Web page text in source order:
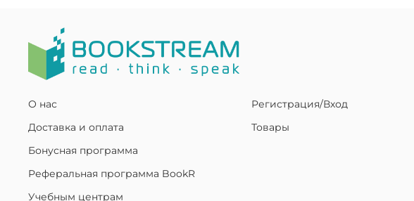
О нас
Доставка и оплата
Бонусная программа
Реферальная программа BookR
Учебным центрам
Регистрация/Вход
Товары